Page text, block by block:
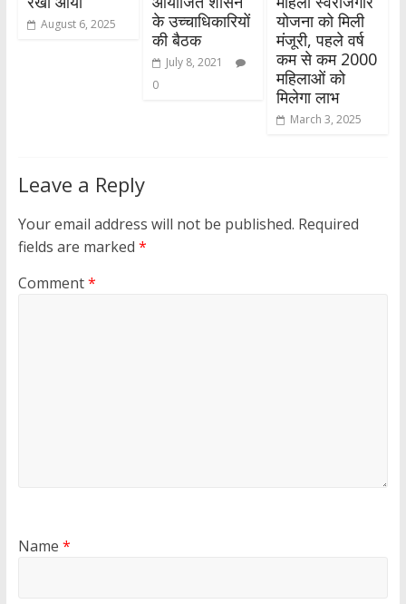
August 6, 2025
के उच्चाधिकारियों
की बैठक
July 8, 2021
0
योजना को मिली
मंजूरी, पहले वर्ष
कम से कम 2000
महिलाओं को
मिलेगा लाभ
March 3, 2025
Leave a Reply
Your email address will not be published. Required
fields are marked *
Comment*
Name *